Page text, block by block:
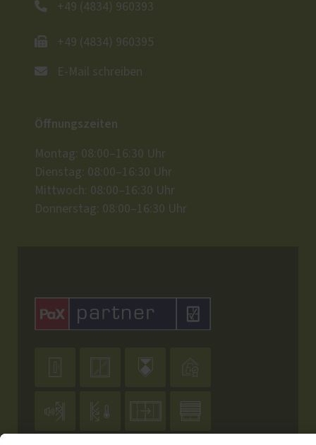
+49 (4834) 960393
+49 (4834) 960395
E-Mail schreiben
Öffnungszeiten
Montag: 08:00–16:30 Uhr
Dienstag: 08:00–16:30 Uhr
Mittwoch: 08:00–16:30 Uhr
Donnerstag: 08:00–16:30 Uhr
  
   